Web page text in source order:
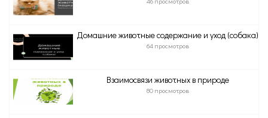
Домашние животные содержание и уход (собака)
64 просмотров
Взаимосвязи животных в природе
80 просмотров